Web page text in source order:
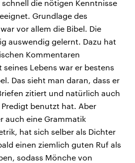
schnell die nötigen Kenntnisse
Grundlage des
vor allem die Bibel. Die
auswendig gelernt. Dazu hat
Kommentaren
Lebens war er bestens
Das sieht man daran, dass er
zitiert und natürlich auch
benutzt hat. Aber
auch eine Grammatik
hat sich selber als Dichter
einen ziemlich guten Ruf als
sodass Mönche von